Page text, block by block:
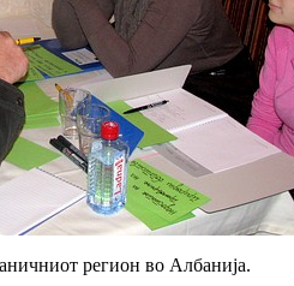
регион во Албанија.